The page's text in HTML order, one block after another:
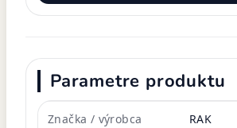
Parametre produktu
Značka / výrobca RAK